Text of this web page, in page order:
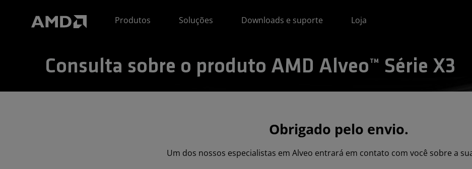
Produtos
Soluções Downloads e suporte Loja
Consulta sobre o produto AMD Alveo™ Série X3
Obrigado pelo envio.
Um dos nossos especialistas em Alveo entrará em contato com você sobre a